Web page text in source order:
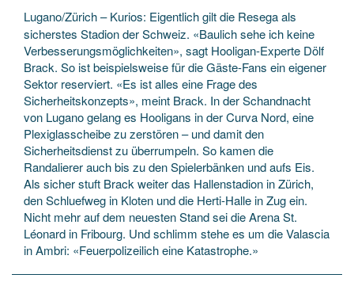
Lugano/Zürich – Kurios: Eigentlich gilt die Resega als
sicherstes Stadion der Schweiz. «Baulich sehe ich keine
Verbesserungsmöglichkeiten», sagt Hooligan-Experte Dölf
Brack. So ist beispielsweise für die Gäste-Fans ein eigener
Sektor reserviert. «Es ist alles eine Frage des
Sicherheitskonzepts», meint Brack. In der Schandnacht
von Lugano gelang es Hooligans in der Curva Nord, eine
Plexiglasscheibe zu zerstören – und damit den
Sicherheitsdienst zu überrumpeln. So kamen die
Randalierer auch bis zu den Spielerbänken und aufs Eis.
Als sicher stuft Brack weiter das Hallenstadion in Zürich,
den Schluefweg in Kloten und die Herti-Halle in Zug ein.
Nicht mehr auf dem neuesten Stand sei die Arena St.
Léonard in Fribourg. Und schlimm stehe es um die Valascia
in Ambri: «Feuerpolizeilich eine Katastrophe.»